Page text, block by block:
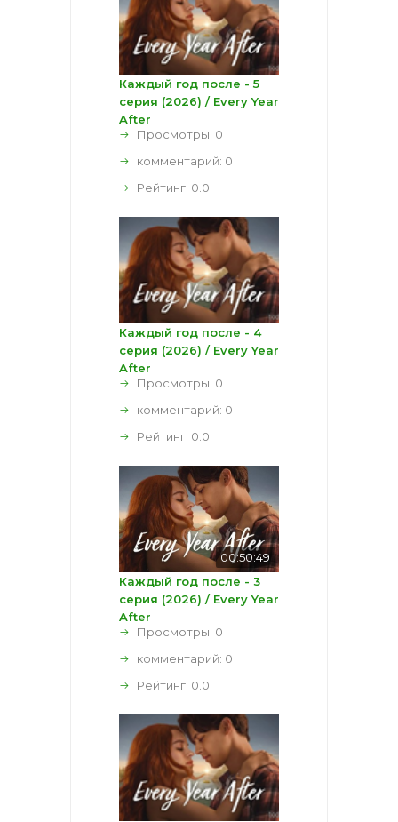
Каждый год после - 5
серия (2026) / Every Year
After
Просмотры: 0
комментарий: 0
Рейтинг: 0.0
Каждый год после - 4
серия (2026) / Every Year
After
Просмотры: 0
комментарий: 0
Рейтинг: 0.0
00:50:49
Каждый год после - 3
серия (2026) / Every Year
After
Просмотры: 0
комментарий: 0
Рейтинг: 0.0